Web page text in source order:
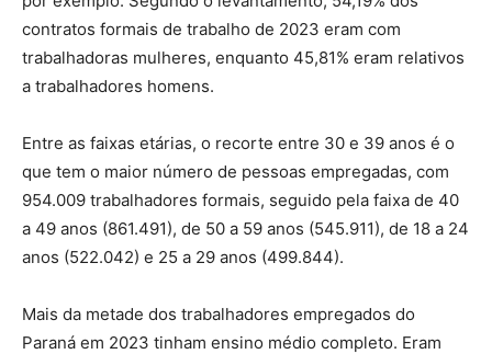
contratos formais de trabalho de 2023 eram com
trabalhadoras mulheres, enquanto 45,81% eram relativos
a trabalhadores homens.
Entre as faixas etárias, o recorte entre 30 e 39 anos é o
que tem o maior número de pessoas empregadas, com
954.009 trabalhadores formais, seguido pela faixa de 40
a 49 anos (861.491), de 50 a 59 anos (545.911), de 18 a 24
anos (522.042) e 25 a 29 anos (499.844).
Mais da metade dos trabalhadores empregados do
Paraná em 2023 tinham ensino médio completo. Eram